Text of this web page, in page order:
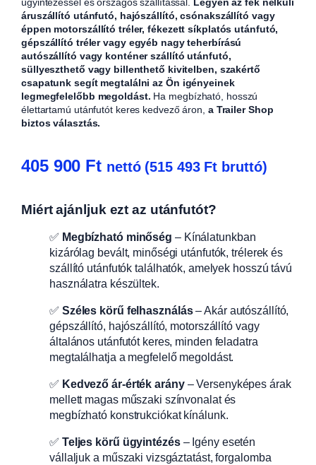
áruszállító utánfutó, hajószállító, csónakszállító vagy
éppen motorszállító tréler, fékezett síkplatós utánfutó,
gépszállító tréler vagy egyéb nagy teherbírású
autószállító vagy konténer szállító utánfutó,
süllyeszthető vagy billenthető kivitelben, szakértő
csapatunk segít megtalálni az Ön igényeinek
legmegfelelőbb megoldást. Ha megbízható, hosszú
élettartamú utánfutót keres kedvező áron, a Trailer Shop
biztos választás.
405 900 Ft nettó (515 493 Ft bruttó)
Miért ajánljuk ezt az utánfutót?
✅ Megbízható minőség – Kínálatunkban
kizárólag bevált, minőségi utánfutók, trélerek és
szállító utánfutók találhatók, amelyek hosszú távú
használatra készültek.
✅ Széles körű felhasználás– Akár autószállító,
gépszállító, hajószállító, motorszállító vagy
általános utánfutót keres, minden feladatra
megtalálhatja a megfelelő megoldást.
✅ Kedvező ár-érték arány– Versenyképes árak
mellett magas műszaki színvonalat és
megbízható konstrukciókat kínálunk.
✅ Teljes körű ügyintézés– Igény esetén
vállaljuk a műszaki vizsgáztatást, forgalomba